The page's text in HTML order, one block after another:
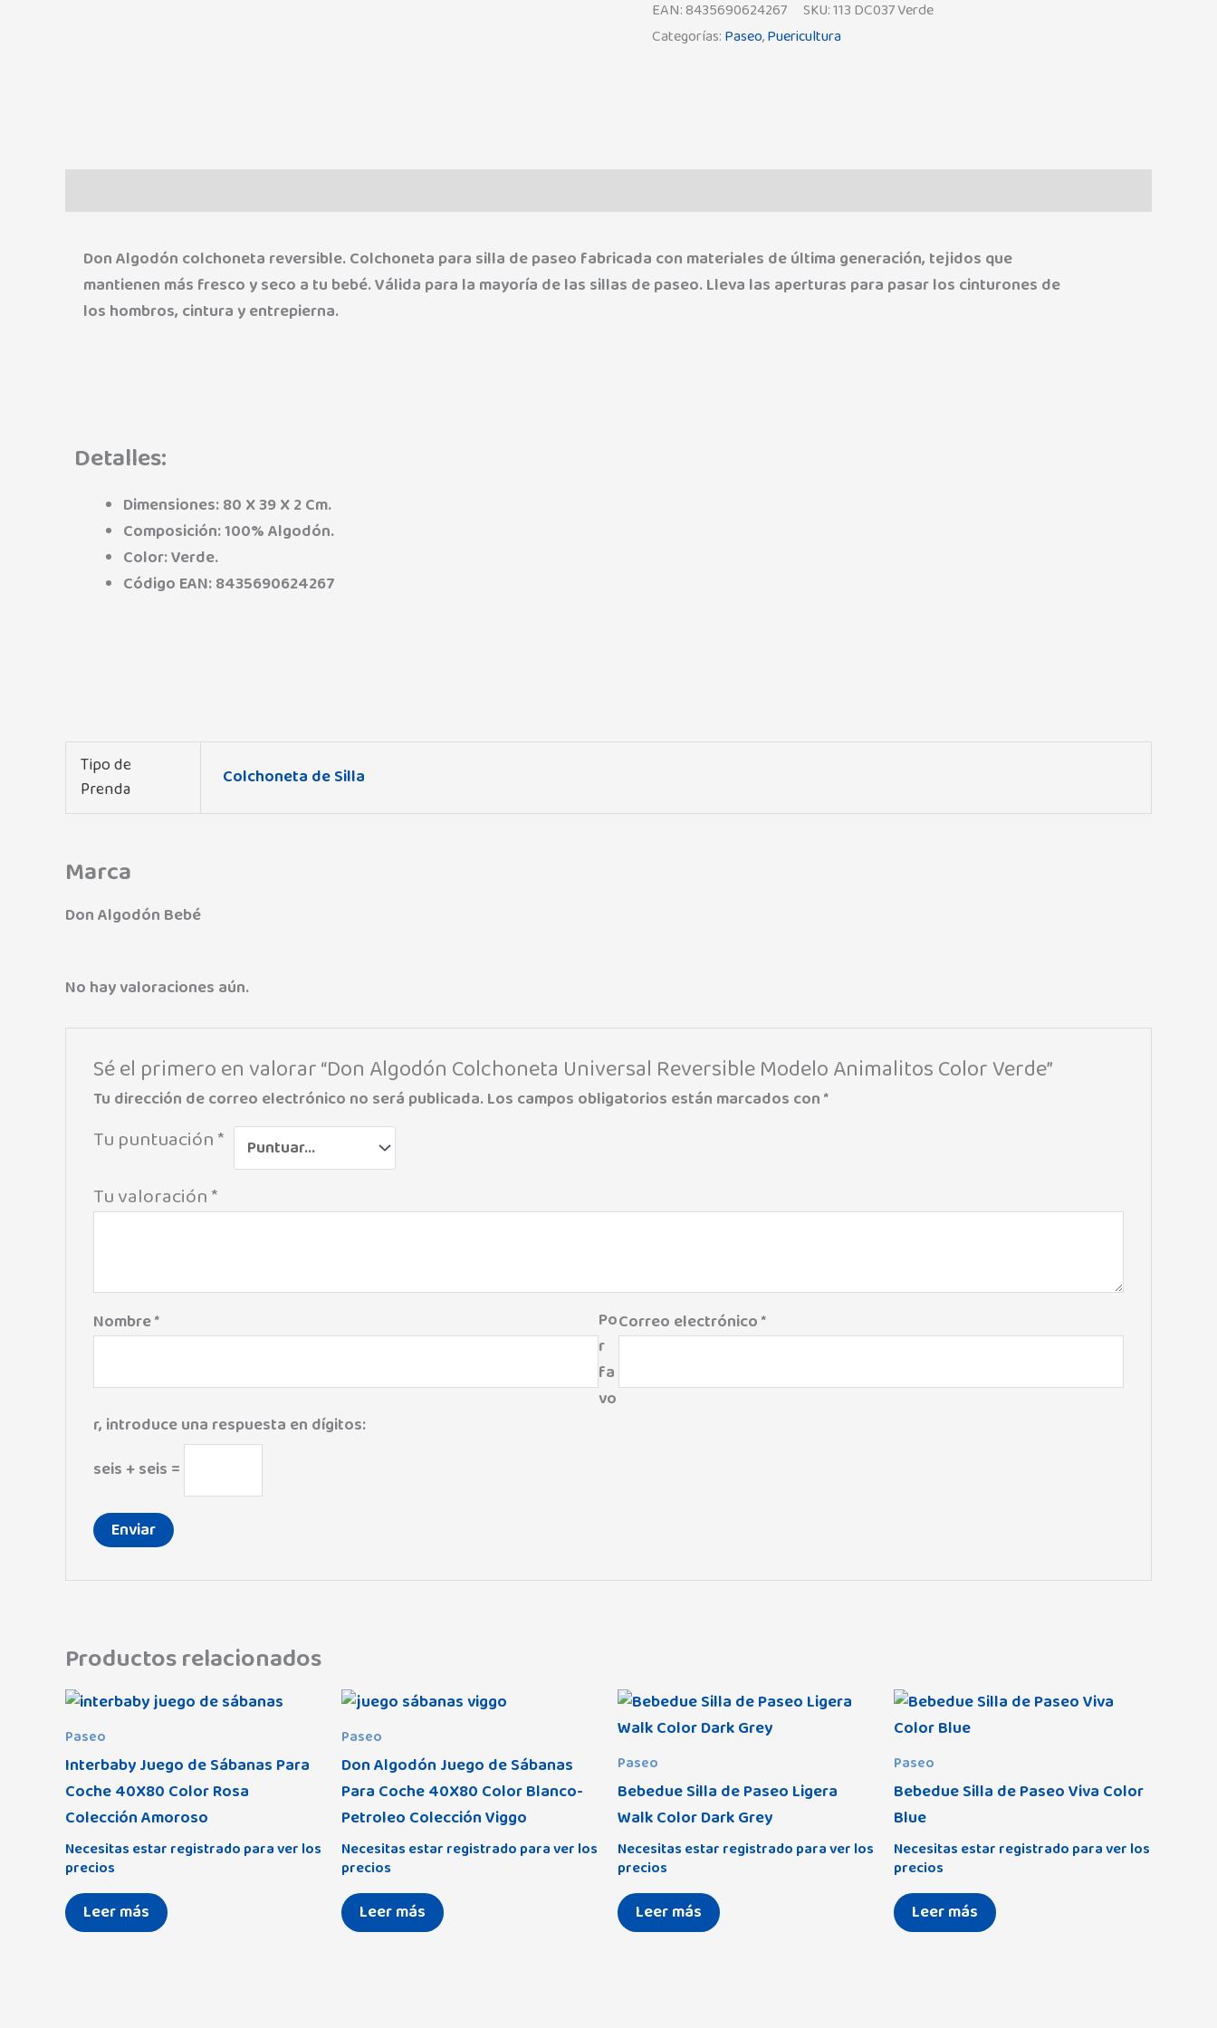
EAN:8435690624267 SKU:113 DC037 Verde
Categorías: Paseo,Puericultura
Don Algodón colchoneta reversible. Colchoneta para silla de paseo fabricada con materiales de última generación, tejidos que
mantienen más fresco y seco a tu bebé. Válida para la mayoría de las sillas de paseo. Lleva las aperturas para pasar los cinturones de
los hombros, cintura y entrepierna.
Detalles:
Dimensiones: 80 X 39 X 2 Cm.
Composición: 100% Algodón.
Color: Verde.
Código EAN: 8435690624267
Tipo de
Prenda
Colchoneta de Silla
Marca
Don Algodón Bebé
No hay valoraciones aún.
Sé el primero en valorar “Don Algodón Colchoneta Universal Reversible Modelo Animalitos Color Verde”
Tu dirección de correo electrónico no será publicada.Los campos obligatorios están marcados con*
Tu puntuación*
Tu valoración*
Nombre* Correo electrónico*
Po
r
fa
vo
r, introduce una respuesta en dígitos:
seis + seis =
Productos relacionados
Paseo
Interbaby Juego de Sábanas Para
Coche 40X80 Color Rosa
Colección Amoroso
Necesitas estar registrado para ver los
precios
Leer más
Paseo
Don Algodón Juego de Sábanas
Para Coche 40X80 Color Blanco-
Petroleo Colección Viggo
Necesitas estar registrado para ver los
precios
Leer más
Paseo
Bebedue Silla de Paseo Ligera
Walk Color Dark Grey
Necesitas estar registrado para ver los
precios
Leer más
Paseo
Bebedue Silla de Paseo Viva Color
Blue
Necesitas estar registrado para ver los
precios
Leer más